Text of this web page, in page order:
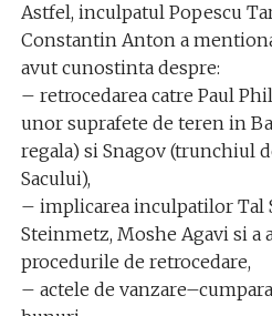
Astfel, inculpatul Popescu
Constantin Anton a
avut cunostinta despre:
– retrocedarea catre Paul
unor suprafete de teren in
regala) si Snagov (trunchiul
Sacului),
– implicarea inculpatilor Tal
Steinmetz, Moshe Agavi si a
procedurile de retrocedare,
– actele de